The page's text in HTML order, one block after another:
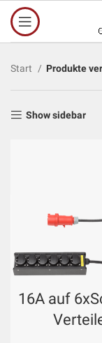
Start Produkte
Show sidebar
16A auf